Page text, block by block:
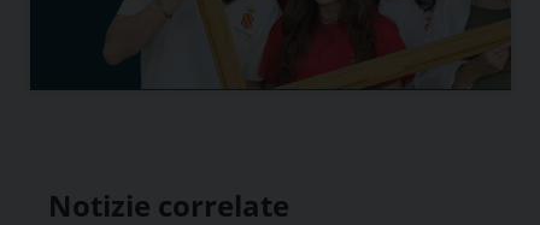
Notizie correlate